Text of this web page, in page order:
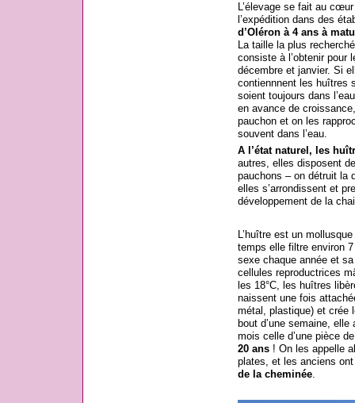
L’élevage se fait au
l’expédition dans des
d’Oléron à 4 ans à
La taille la plus
consiste à l’obtenir pour
décembre et janvier. Si
contiennnent les huîtres
soient toujours dans
en avance de
pauchon et on les
souvent dans l’eau.
A l’état naturel, les
autres, elles disposent
pauchons – on détruit la
elles s’arrondissent et
développement de la
L’huître est un
temps elle filtre environ
sexe chaque année et
cellules reproductrices
les 18°C, les huîtres
naissent une fois
métal, plastique) et crée
bout d’une semaine, elle
mois celle d’une pièce
20 ans! On les appelle
plates, et les anciens
de la cheminée.